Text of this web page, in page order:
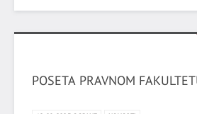
POSETA PRAVNOM